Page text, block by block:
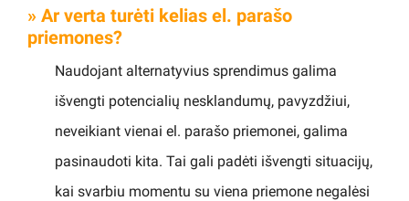
» Ar verta turėti kelias el. parašo
priemones?
Naudojant alternatyvius sprendimus galima
išvengti potencialių nesklandumų, pavyzdžiui,
neveikiant vienai el. parašo priemonei, galima
pasinaudoti kita. Tai gali padėti išvengti situacijų,
kai svarbiu momentu su viena priemone negalėsi